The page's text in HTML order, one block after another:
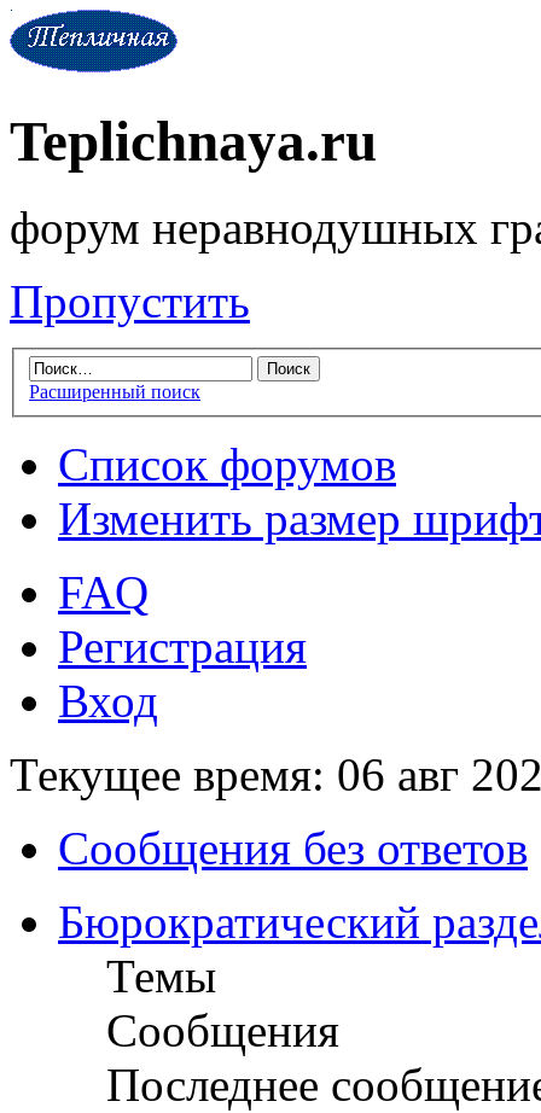
Teplichnaya.ru
форум неравнодушных
Пропустить
Расширенный поиск
Список форумов
Изменить размер
FAQ
Регистрация
Вход
Текущее время: 06 авг
Сообщения без ответов
Бюрократический
Темы
Сообщения
Последнее